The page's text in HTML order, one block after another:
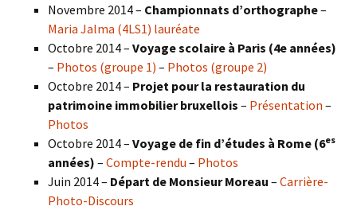
Novembre 2014 – Championnats d’orthographe–
Maria Jalma (4LS1) lauréate
Octobre 2014 – Voyage scolaire à Paris (4e années)
– Photos (groupe 1) – Photos (groupe 2)
Octobre 2014 – Projet pour la restauration du
patrimoine immobilier bruxellois – Présentation –
Photos
Octobre 2014 – Voyage de fin d’études à Rome (6es
années) – Compte-rendu – Photos
Juin 2014 – Départ de Monsieur Moreau – Carrière-
Photo-Discours